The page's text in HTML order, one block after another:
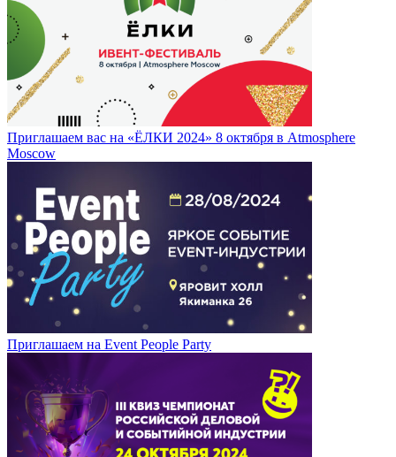
Приглашаем вас на «ЁЛКИ 2024» 8 октября в Atmosphere
Moscow
Приглашаем на Event People Party